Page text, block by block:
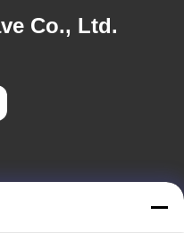
Co., Ltd.